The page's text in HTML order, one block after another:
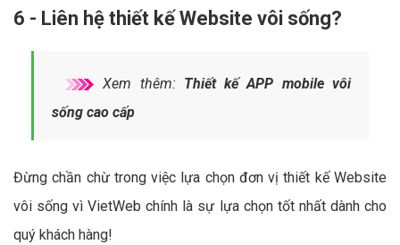
6 - Liên hệ thiết kế Website vôi sống?
Xem thêm: Thiết kế APP mobile vôi
sống cao cấp
Đừng chần chừ trong việc lựa chọn đơn vị thiết kế Website
vôi sống vì VietWeb chính là sự lựa chọn tốt nhất dành cho
quý khách hàng!